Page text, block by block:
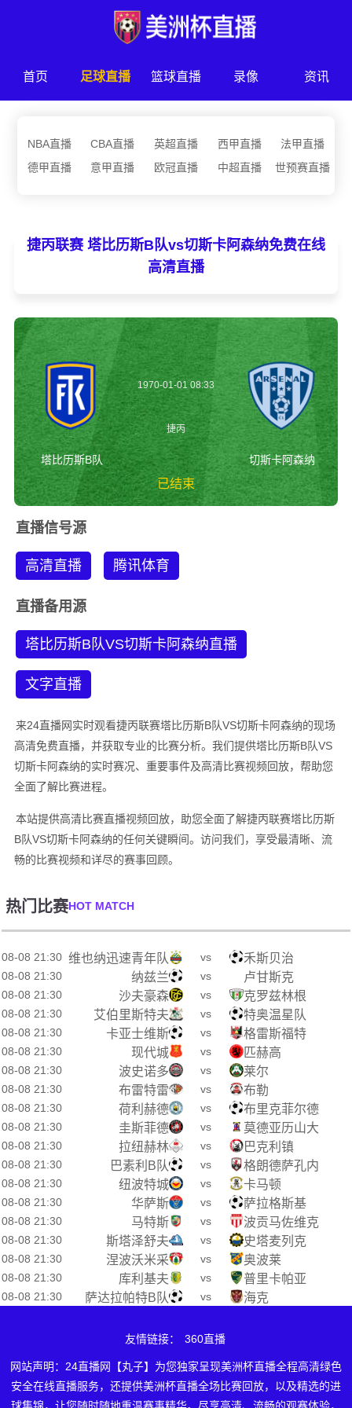
首页 足球直播 篮球直播 录像 资讯
NBA直播 CBA直播 英超直播 西甲直播
法甲直播
德甲直播
意甲直播 欧冠直播 中超直播 世预赛直播
捷丙联赛 塔比历斯B队vs切斯卡阿森纳免费在线
高清直播
塔比历斯B队
1970-01-01 08:33
捷丙
已结束
切斯卡阿森纳
直播信号源
高清直播 腾讯体育
直播备用源
塔比历斯B队VS切斯卡阿森纳直播
文字直播
来24直播网实时观看捷丙联赛塔比历斯B队VS切斯卡阿森纳的现场
高清免费直播，并获取专业的比赛分析。我们提供塔比历斯B队VS
切斯卡阿森纳的实时赛况、重要事件及高清比赛视频回放，帮助您
全面了解比赛进程。
本站提供高清比赛直播视频回放，助您全面了解捷丙联赛塔比历斯
B队VS切斯卡阿森纳的任何关键瞬间。访问我们，享受最清晰、流
畅的比赛视频和详尽的赛事回顾。
热门比赛HOT MATCH
08-08 21:30 维也纳迅速青年队 vs 禾斯贝治
08-08 21:30 纳兹兰 vs 卢甘斯克
08-08 21:30 沙夫豪森 vs 克罗兹林根
08-08 21:30 艾伯里斯特夫 vs 特奥温星队
08-08 21:30 卡亚士维斯 vs 格雷斯福特
08-08 21:30 现代城 vs 匹赫高
08-08 21:30 波史诺多 vs 莱尔
08-08 21:30 布雷特雷 vs 布勒
08-08 21:30 荷利赫德 vs 布里克菲尔德
08-08 21:30 圭斯菲德 vs 莫德亚历山大
08-08 21:30 拉纽赫林 vs 巴克利镇
08-08 21:30 巴素利B队 vs 格朗德萨孔内
08-08 21:30 纽波特城 vs 卡马顿
08-08 21:30 华萨斯 vs 萨拉格斯基
08-08 21:30 马特斯 vs 波贡马佐维克
08-08 21:30 斯塔泽舒夫 vs 史塔麦列克
08-08 21:30 涅波沃米采 vs 奥波莱
08-08 21:30 库利基夫 vs 普里卡帕亚
08-08 21:30 萨达拉帕特B队 vs 海克
友情链接： 360直播
网站声明：24直播网【丸子】为您独家呈现美洲杯直播全程高清绿色
安全在线直播服务，还提供美洲杯直播全场比赛回放，以及精选的进